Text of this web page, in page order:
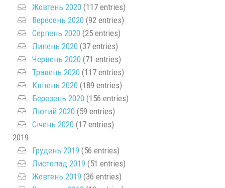
Жовтень 2020 (117 entries)
Вересень 2020 (92 entries)
Серпень 2020 (25 entries)
Липень 2020 (37 entries)
Червень 2020 (71 entries)
Травень 2020 (117 entries)
Квітень 2020 (189 entries)
Березень 2020 (156 entries)
Лютий 2020 (59 entries)
Січень 2020 (17 entries)
2019
Грудень 2019 (56 entries)
Листопад 2019 (51 entries)
Жовтень 2019 (36 entries)